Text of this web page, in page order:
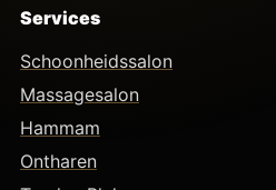
Services
Schoonheidssalon
Massagesalon
Hammam
Ontharen